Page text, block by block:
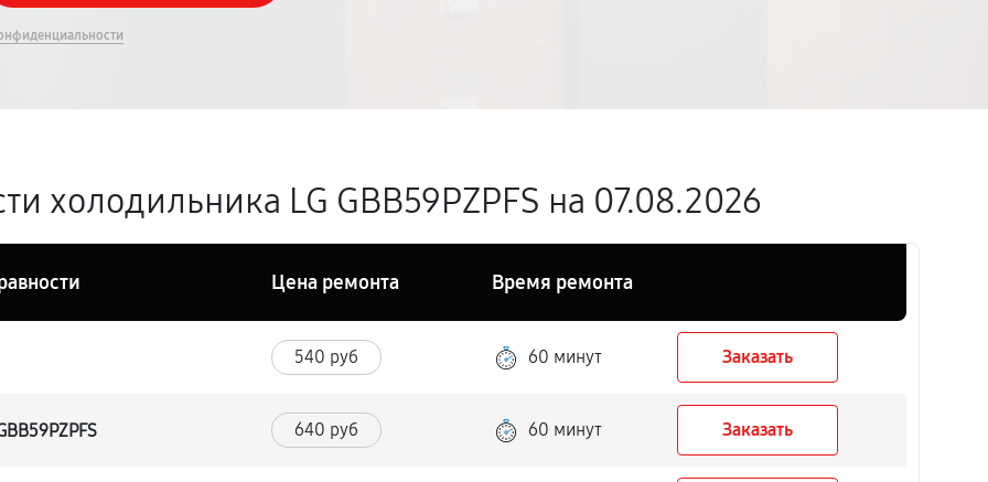
холодильника LG GBB59PZPFS на 07.08.2026
Цена ремонта Время ремонта
540 руб 60 минут Заказать
640 руб 60 минут Заказать